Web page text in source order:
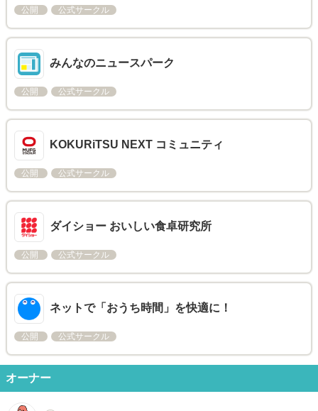
公開 公式サークル
みんなのニュースパーク
公開 公式サークル
KOKURiTSU NEXT コミュニティ
公開 公式サークル
ダイショー おいしい食卓研究所
公開 公式サークル
ネットで「おうち時間」を快適に！
公開 公式サークル
オーナー